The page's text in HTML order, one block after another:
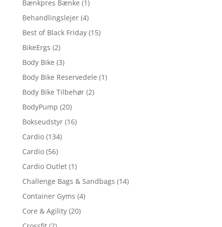
Bænkpres Bænke (1)
Behandlingslejer (4)
Best of Black Friday (15)
BikeErgs (2)
Body Bike (3)
Body Bike Reservedele (1)
Body Bike Tilbehør (2)
BodyPump (20)
Bokseudstyr (16)
Cardio (134)
Cardio (56)
Cardio Outlet (1)
Challenge Bags & Sandbags (14)
Container Gyms (4)
Core & Agility (20)